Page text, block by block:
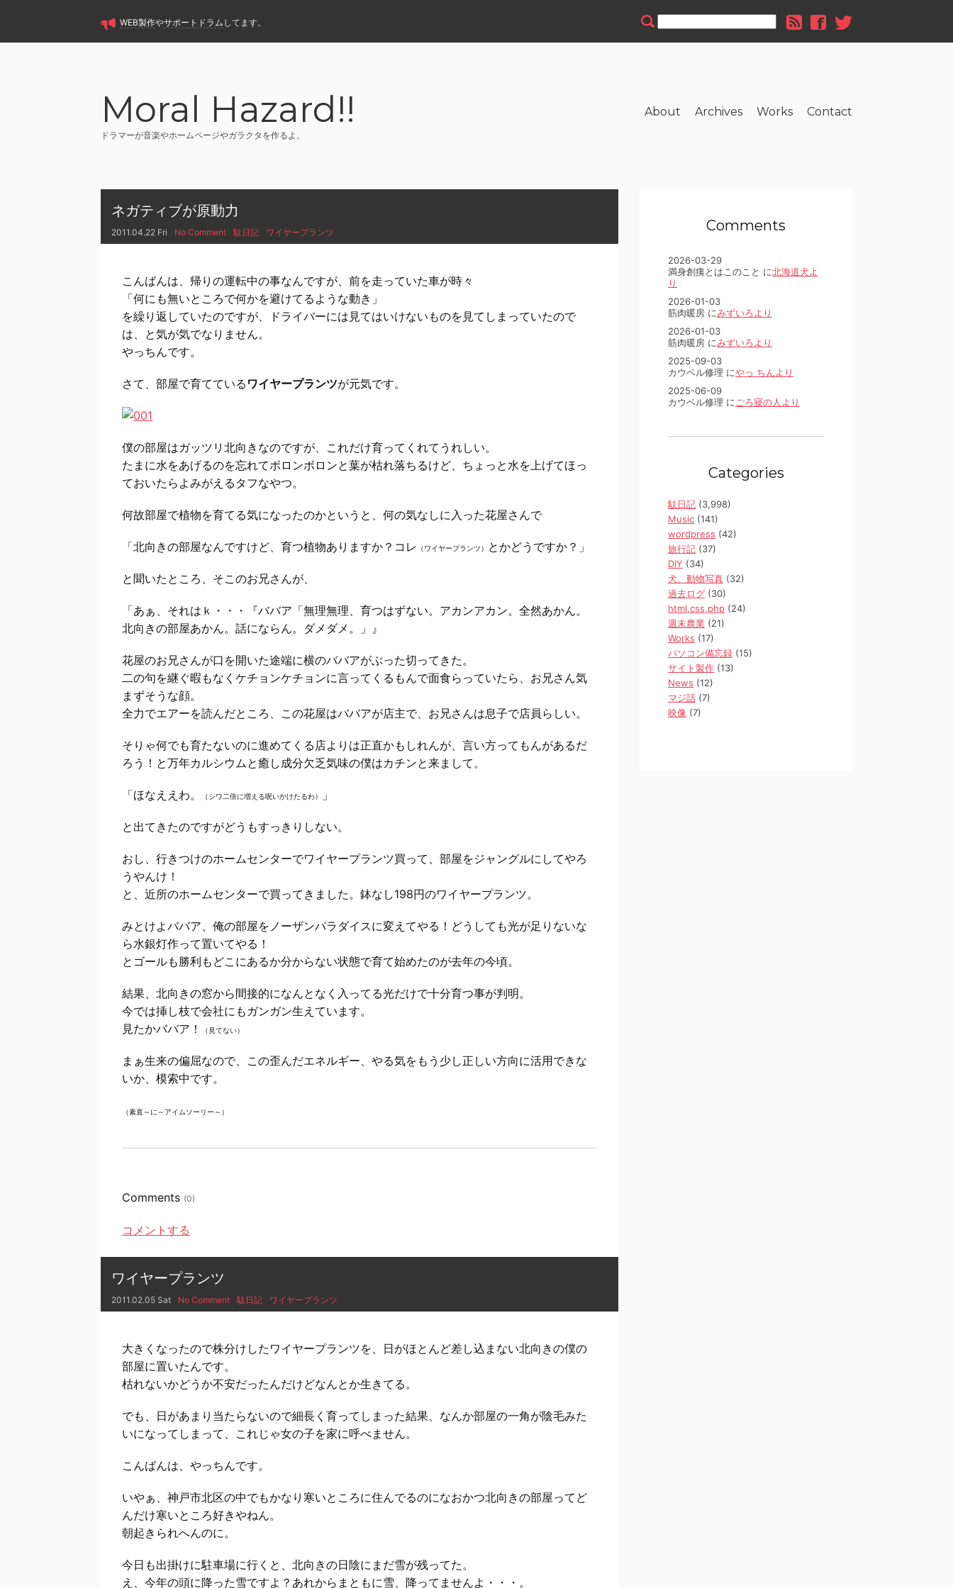
WEB製作やサポートドラム してます。
Moral Hazard!!
ドラマーが音楽やホームページやガラクタを作るよ。
About Archives Works Contact
ネガティブが原動力
2011.04.22 Fri No Comment 駄日記 ワイヤープランツ
こんばんは、帰りの運転中の事なんですが、前を走っていた車が時々
「何にも無いところで何かを避けてるような動き」
を繰り返していたのですが、ドライバーには見てはいけないものを見てしまっていたので
は、と気が気でなりません。
やっちんです。
さて、部屋で育てている ワイヤープランツが元気です。
僕の部屋はガッツリ北向きなのですが、これだけ育ってくれてうれしい。
たまに水をあげるのを忘れてボロンボロンと葉が枯れ落ちるけど、ちょっと水を上げてほっ
ておいたらよみがえるタフなやつ。
何故部屋で植物を育てる気になったのかというと、何の気なしに入った花屋さんで
「北向きの部屋なんですけど、育つ植物ありますか？コレ （ワイヤープランツ） とかどうですか？」
と聞いたところ、そこのお兄さんが、
「あぁ、それはｋ・・・『ババア「無理無理、育つはずない。アカンアカン。全然あかん。
北向きの部屋あかん。話にならん。ダメダメ。」』
花屋のお兄さんが口を開いた途端に横のババアがぶった切ってきた。
二の句を継ぐ暇もなくケチョンケチョンに言ってくるもんで面食らっていたら、お兄さん気
まずそうな顔。
全力でエアーを読んだところ、この花屋はババアが店主で、お兄さんは息子で店員らしい。
そりゃ何でも育たないのに進めてくる店よりは正直かもしれんが、言い方ってもんがあるだ
ろう！と万年カルシウムと癒し成分欠乏気味の僕はカチンと来まして。
「ほなええわ。 （シワ二倍に増える呪いかけたるわ） 」
と出てきたのですがどうもすっきりしない。
おし、行きつけのホームセンターでワイヤープランツ買って、部屋をジャングルにしてやろ
うやんけ！
と、近所のホームセンターで買ってきました。鉢なし198円のワイヤープランツ。
みとけよババア、俺の部屋をノーザンパラダイスに変えてやる！どうしても光が足りないな
ら水銀灯作って置いてやる！
とゴールも勝利もどこにあるか分からない状態で育て始めたのが去年の今頃。
結果、北向きの窓から間接的になんとなく入ってる光だけで十分育つ事が判明。
今では挿し枝で会社にもガンガン生えています。
見たかババア！
（見てない）
まぁ生来の偏屈なので、この歪んだエネルギー、やる気をもう少し正しい方向に活用できな
いか、模索中です。
（素直～に～アイムソーリー～）
Comments (0)
コメントする
ワイヤープランツ
2011.02.05 Sat No Comment 駄日記 ワイヤープランツ
大きくなったので株分けしたワイヤープランツを、日がほとんど差し込まない北向きの僕の
部屋に置いたんです。
枯れないかどうか不安だったんだけどなんとか生きてる。
でも、日があまり当たらないので細長く育ってしまった結果、なんか部屋の一角が陰毛みた
いになってしまって、これじゃ女の子を家に呼べません。
こんばんは、やっちんです。
いやぁ、神戸市北区の中でもかなり寒いところに住んでるのになおかつ北向きの部屋ってど
んだけ寒いところ好きやねん。
朝起きられへんのに。
今日も出掛けに駐車場に行くと、北向きの日陰にまだ雪が残ってた。
え、今年の頭に降った雪ですよ？あれからまともに雪、降ってませんよ・・・。
Comments
2026-03-29
満身創痍とはこのこと に北海道犬よ
り
2026-01-03
筋肉暖房 にみずいろより
2026-01-03
筋肉暖房 にみずいろより
2025-09-03
カウベル修理 にやっ ちんより
2025-06-09
カウベル修理 に ごろ寝の人より
Categories
駄日記 (3,998)
Music (141)
wordpress (42)
旅行記 (37)
DIY (34)
犬、動物写真 (32)
過去ログ (30)
html,css,php (24)
週末農業 (21)
Works (17)
パソコン備忘録 (15)
サイト製作 (13)
News (12)
マジ話 (7)
映像 (7)